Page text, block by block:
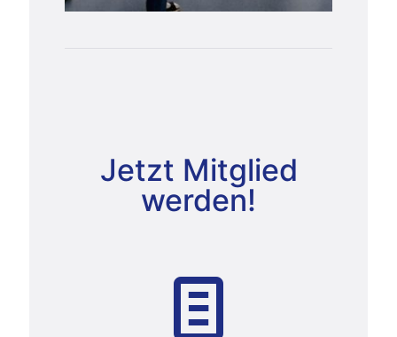
Jetzt Mitglied
werden!